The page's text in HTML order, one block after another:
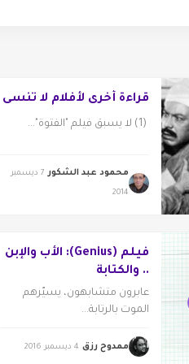
قراءة أخرى لأفلام لا تنسى
(1) لا يسبق فيلم "الفتوة"...
محمود عبد الشكور 7 ديسمبر
2014
فيلم (Genius): الأب والإبن
.. والكتابة
عابرون متشابهون، يسيّرهم
الموت بالرتابة...
ممدوح رزق 4 ديسمبر 2016